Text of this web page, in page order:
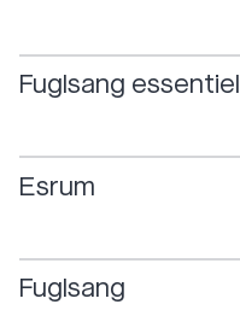
Fuglsang essentiel
Esrum
Fuglsang